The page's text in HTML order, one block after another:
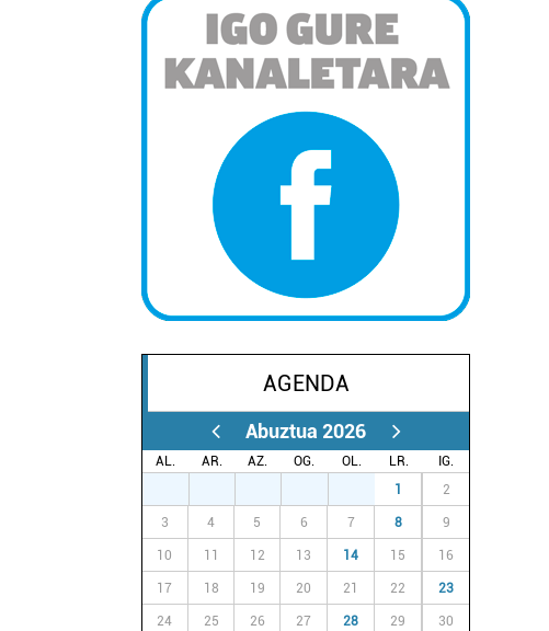
AGENDA
Abuztua 2026
AL. AR. AZ. OG. OL. LR.
IG.
1 2
3 4 5 6 7 8 9
10 11 12 13 14 15 16
17 18 19 20 21 22 23
24 25 26 27 28 29 30